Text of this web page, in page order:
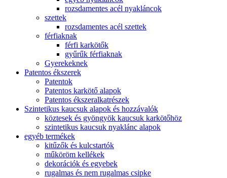
rozsdamentes acél nyakláncok
szettek
rozsdamentes acél szettek
férfiaknak
férfi karkötők
gyűrűk férfiaknak
Gyerekeknek
Patentos ékszerek
Patentok
Patentos karkötő alapok
Patentos ékszeralkatrészek
Szintetikus kaucsuk alapok és hozzávalók
köztesek és gyöngyök kaucsuk karkötőhöz
szintetikus kaucsuk nyaklánc alapok
egyéb termékek
kitűzők és kulcstartók
műköröm kellékek
dekorációk és egyebek
rugalmas és nem rugalmas csipke